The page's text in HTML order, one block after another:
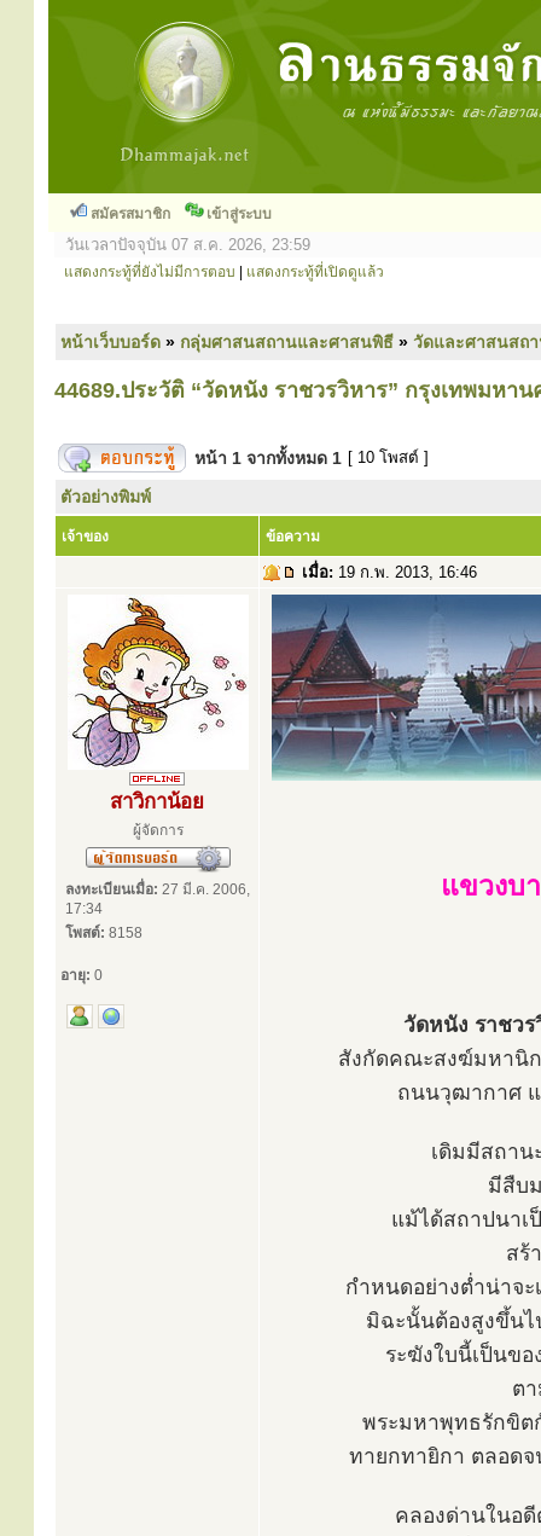
สมัครสมาชิก เข้าสู่ระบบ
วันเวลาปัจจุบัน 07 ส.ค. 2026, 23:59
แสดงกระทู้ที่ยังไม่มีการตอบ แสดงกระทู้ที่เปิดดูแล้ว
หน้าเว็บบอร์ด » กลุ่มศาสนสถานและศาสนพิธี » วัดและศาสนสถ
44689.ประวัติ “วัดหนัง ราชวรวิหาร” กรุงเทพมหาน
หน้า 1 จากทั้งหมด 1 [ 10 โพสต์ ]
ตัวอย่างพิมพ์
เจ้าของ ข้อความ
เมื่อ: 19 ก.พ. 2013, 16:46
สาวิกาน้อย
ผู้จัดการ
ลงทะเบียนเมื่อ: 27 มี.ค. 2006,
17:34
โพสต์: 8158
อายุ: 0
แขวงบ
วัดหนัง ราชวร
สังกัดคณะสงฆ์มหานิก
ถนนวุฒากาศ แ
เดิมมีสถาน
มีสืบ
แม้ได้สถาปนาเ
สร้
กำหนดอย่างต่ำน่าจะ
มิฉะนั้นต้องสูงขึ้น
ระฆังใบนี้เป็นข
ต
พระมหาพุทธรักขิต
ทายกทายิกา ตลอดจ
คลองด่านในอ